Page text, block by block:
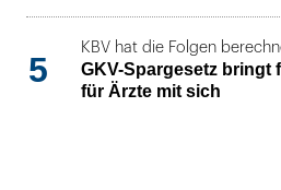
5
KBV hat die Folgen
GKV-Spargesetz bringt
für Ärzte mit sich